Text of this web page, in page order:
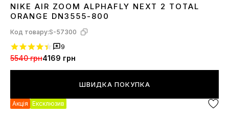
3637 38 39 404144
NIKE AIR ZOOM ALPHAFLY NEXT 2 TOTAL
ORANGE DN3555-800
Код товару:S-57300
9
5540 грн4169 грн
ШВИДКА ПОКУПКА
Акція Ексклюзив